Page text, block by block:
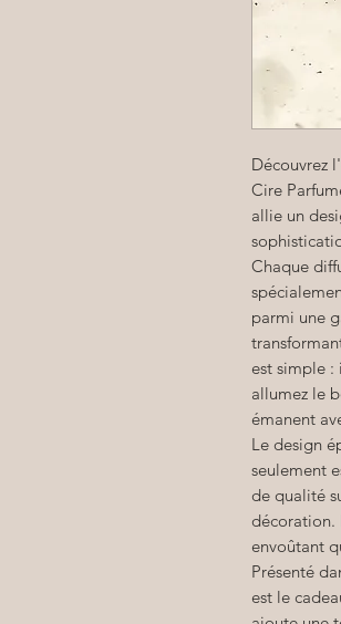
Découvrez
Cire
allie un
Chaque
parmi une
est simple :
allumez le
émanent
Le design
seulement
de qualité
décoration.
envoûtant
Présenté
est le